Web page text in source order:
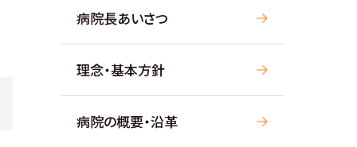
病院長あいさつ
理念・基本方針
病院の概要・沿革